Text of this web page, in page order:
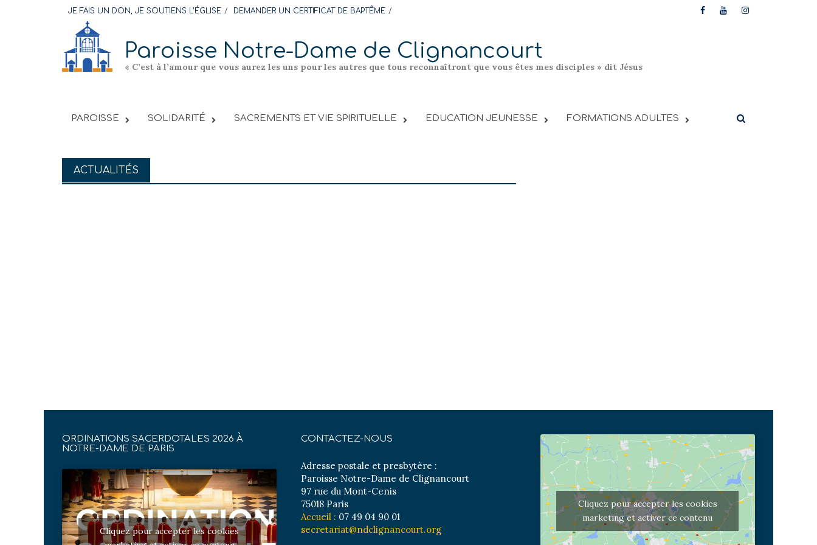
content
JE FAIS UN DON, JE SOUTIENS L’ÉGLISE DEMANDER UN CERTIFICAT DE BAPTÊME
Paroisse Notre-Dame de Clignancourt
« C’est à l’amour que vous aurez les uns pour les autres que tous reconnaîtront que vous êtes mes disciples » dit Jésus
PAROISSE SOLIDARITÉ SACREMENTS ET VIE SPIRITUELLE EDUCATION JEUNESSE FORMATIONS ADULTES
ACTUALITÉS
ORDINATIONS SACERDOTALES 2026 À
NOTRE-DAME DE PARIS
Cliquez pour accepter les cookies
CONTACTEZ-NOUS
Adresse postale et presbytère :
Paroisse Notre-Dame de Clignancourt
97 rue du Mont-Cenis
75018 Paris
Accueil : 07 49 04 90 01
secretariat@ndclignancourt.org
Cliquez pour accepter les cookies
marketing et activer ce contenu